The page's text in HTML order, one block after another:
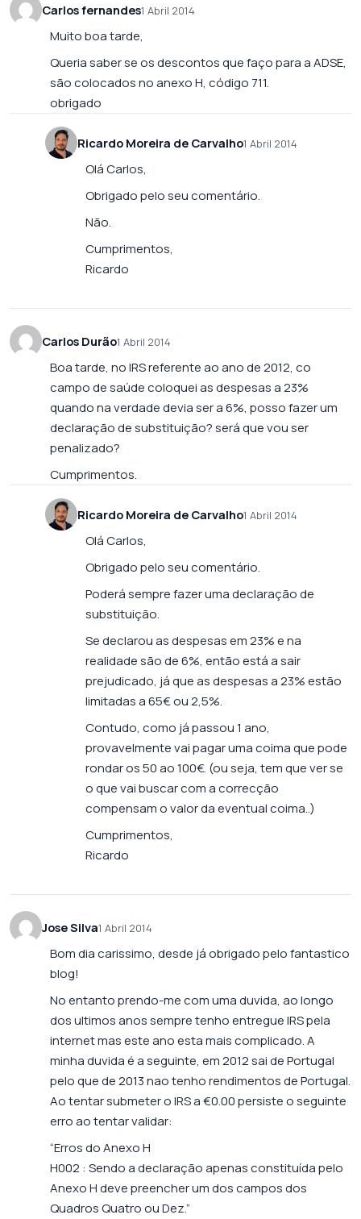
Carlos fernandes1 Abril 2014
Muito boa tarde,
Queria saber se os descontos que faço para a ADSE,
são colocados no anexo H, código 711.
obrigado
Ricardo Moreira de Carvalho1 Abril 2014
Olá Carlos,
Obrigado pelo seu comentário.
Não.
Cumprimentos,
Ricardo
Carlos Durão1 Abril 2014
Boa tarde, no IRS referente ao ano de 2012, co
campo de saúde coloquei as despesas a 23%
quando na verdade devia ser a 6%, posso fazer um
declaração de substituição? será que vou ser
penalizado?
Cumprimentos.
Ricardo Moreira de Carvalho1 Abril 2014
Olá Carlos,
Obrigado pelo seu comentário.
Poderá sempre fazer uma declaração de
substituição.
Se declarou as despesas em 23% e na
realidade são de 6%, então está a sair
prejudicado, já que as despesas a 23% estão
limitadas a 65€ ou 2,5%.
Contudo, como já passou 1 ano,
provavelmente vai pagar uma coima que pode
rondar os 50 ao 100€. (ou seja, tem que ver se
o que vai buscar com a correcção
compensam o valor da eventual coima..)
Cumprimentos,
Ricardo
Jose Silva1 Abril 2014
Bom dia carissimo, desde já obrigado pelo fantastico
blog!
No entanto prendo-me com uma duvida, ao longo
dos ultimos anos sempre tenho entregue IRS pela
internet mas este ano esta mais complicado. A
minha duvida é a seguinte, em 2012 sai de Portugal
pelo que de 2013 nao tenho rendimentos de Portugal.
Ao tentar submeter o IRS a €0.00 persiste o seguinte
erro ao tentar validar:
“Erros do Anexo H
H002 : Sendo a declaração apenas constituída pelo
Anexo H deve preencher um dos campos dos
Quadros Quatro ou Dez.”